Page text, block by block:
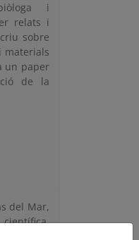
i
relats i
sobre
materials
un paper
de la
del Mar,